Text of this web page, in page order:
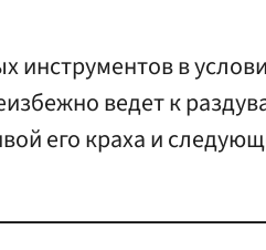
инструментов в
ведет к
его краха и